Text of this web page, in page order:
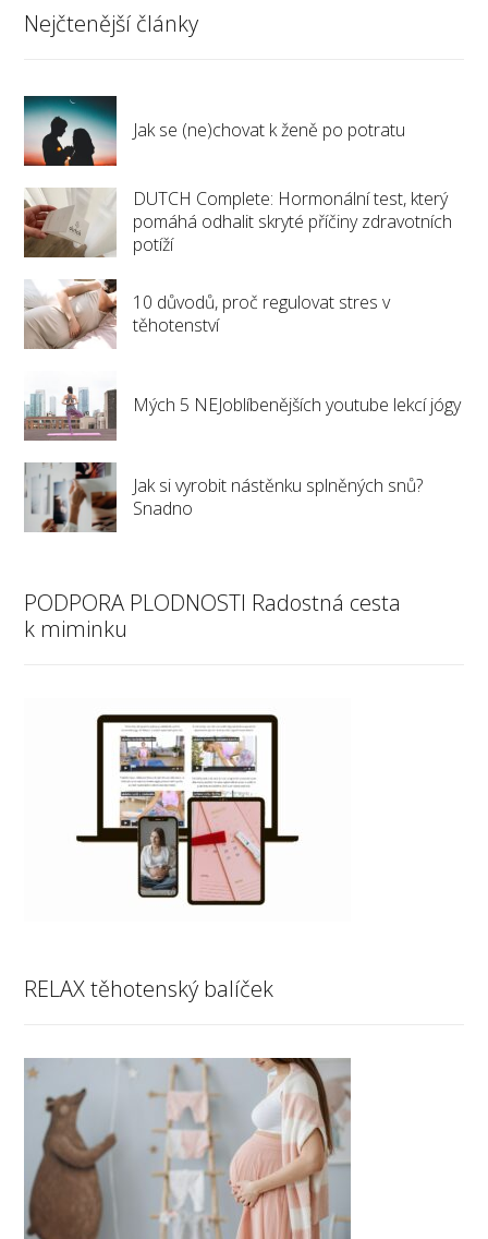
Nejčtenější články
Jak se (ne)chovat k ženě po potratu
DUTCH Complete: Hormonální test, který
pomáhá odhalit skryté příčiny zdravotních
potíží
10 důvodů, proč regulovat stres v
těhotenství
Mých 5 NEJoblíbenějších youtube lekcí jógy
Jak si vyrobit nástěnku splněných snů?
Snadno
PODPORA PLODNOSTI Radostná cesta
k miminku
RELAX těhotenský balíček